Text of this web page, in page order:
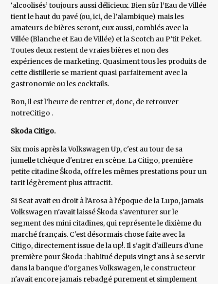
‘alcoolisés’ toujours aussi délicieux. Bien sûr l’Eau de Villée
tient le haut du pavé (ou, ici, de l’alambique) mais les
amateurs de bières seront, eux aussi, comblés avec la
Villée (Blanche et Eau de Villée) et la Scotch au P’tit Peket.
Toutes deux restent de vraies bières et non des
expériences de marketing. Quasiment tous les produits de
cette distillerie se marient quasi parfaitement avec la
gastronomie ou les cocktails.
Bon, il est l’heure de rentrer et, donc, de retrouver
notreCitigo .
Skoda Citigo.
Six mois après la Volkswagen Up, c'est au tour de sa
jumelle tchèque d'entrer en scène. La Citigo, première
petite citadine Škoda, offre les mêmes prestations pour un
tarif légèrement plus attractif.
Si Seat avait eu droit à l'Arosa à l'époque de la Lupo, jamais
Volkswagen n'avait laissé Škoda s'aventurer sur le
segment des mini citadines, qui représente le dixième du
marché français. C'est désormais chose faite avec la
Citigo, directement issue de la up!. Il s'agit d'ailleurs d'une
première pour Škoda : habitué depuis vingt ans à se servir
dans la banque d'organes Volkswagen, le constructeur
n'avait encore jamais rebadgé purement et simplement